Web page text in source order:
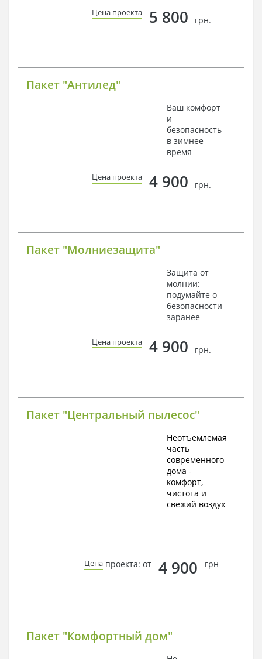
Цена проекта 5 800 грн.
Пакет "Антилед"
Ваш комфорт
и
безопасность
в зимнее
время
Цена проекта 4 900 грн.
Пакет "Молниезащита"
Защита от
молнии:
подумайте о
безопасности
заранее
Цена проекта 4 900 грн.
Пакет "Центральный пылесос"
Неотъемлемая
часть
современного
дома -
комфорт,
чистота и
свежий воздух
Цена проекта: от 4 900 грн
Пакет "Комфортный дом"